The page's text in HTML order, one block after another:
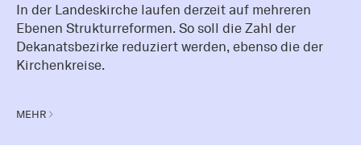
In der Landeskirche laufen derzeit auf mehreren
Ebenen Strukturreformen. So soll die Zahl der
Dekanatsbezirke reduziert werden, ebenso die der
Kirchenkreise.
MEHR